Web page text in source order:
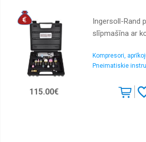
Ingersoll-Rand
slīpmašīna ar
Kompresori,
Pneimatiskie
115.00€